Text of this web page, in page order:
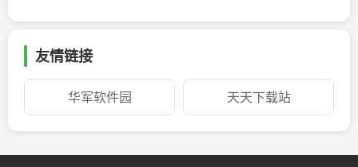
友情链接
华军软件园 天天下载站